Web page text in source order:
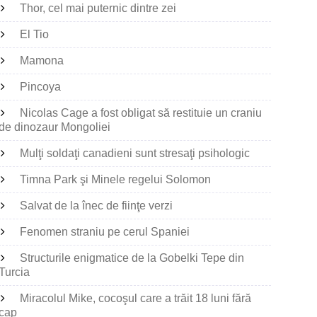
Thor, cel mai puternic dintre zei
El Tio
Mamona
Pincoya
Nicolas Cage a fost obligat să restituie un craniu
dinozaur Mongoliei
Mulţi soldaţi canadieni sunt stresaţi psihologic
Timna Park şi Minele regelui Solomon
Salvat de la înec de fiinţe verzi
Fenomen straniu pe cerul Spaniei
Structurile enigmatice de la Gobelki Tepe din
Miracolul Mike, cocoşul care a trăit 18 luni fără